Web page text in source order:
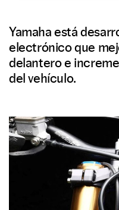
Yamaha está
electrónico que
delantero e
del vehículo.